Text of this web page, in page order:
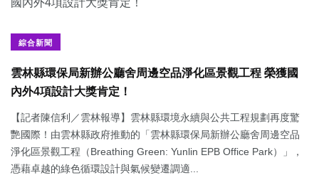
綜合新聞
雲林縣環保局新辦公廳舍周邊空品淨化區景觀工程 榮獲國
內外4項設計大獎肯定！
【記者陳信利／雲林報導】雲林縣環境永續與公共工程規劃再度驚
艷國際！由雲林縣政府推動的「雲林縣環保局新辦公廳舍周邊空品
淨化區景觀工程（Breathing Green: Yunlin EPB Office Park）」，
憑藉卓越的綠色循環設計與氣候變遷調適...